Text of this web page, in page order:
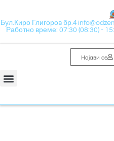
Бул.Киро Глигоров бр.4
Работно време: 07:30 (08:30) -
Најави се